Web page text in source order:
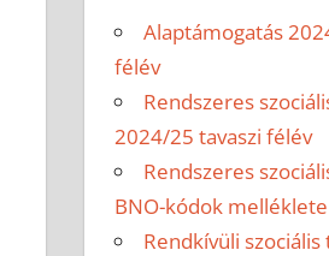
Alaptámogatás
félév
Rendszeres
2024/25 tavaszi félév
Rendszeres
BNO-kódok melléklete
Rendkívüli